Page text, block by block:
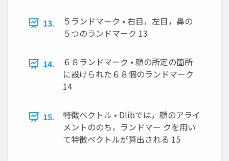
13.
５ランドマーク • 右目，左目，鼻の
５つのランドマーク 13
14.
６８ランドマーク • 顔の所定の箇所
に設けられた６８個のランドマーク
14
15.
特徴ベクトル • Dlibでは，顔のアライ
メントののち，ランドマー クを用い
て特徴ベクトルが算出される 15